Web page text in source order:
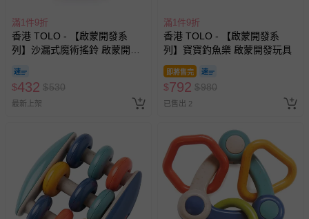
滿1件9折
香港 TOLO - 【啟蒙開發系
列】沙漏式魔術搖鈴 啟蒙開發
$432 $530
最新上架
滿1件9折
香港 TOLO - 【啟蒙開發系
列】寶寶釣魚樂 啟蒙開發玩具
即將售完
$792 $980
已售出 2